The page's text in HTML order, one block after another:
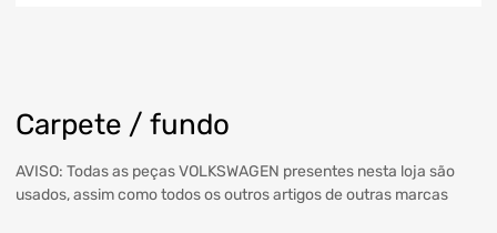
Carpete / fundo
AVISO: Todas as peças VOLKSWAGEN presentes nesta loja são
usados, assim como todos os outros artigos de outras marcas